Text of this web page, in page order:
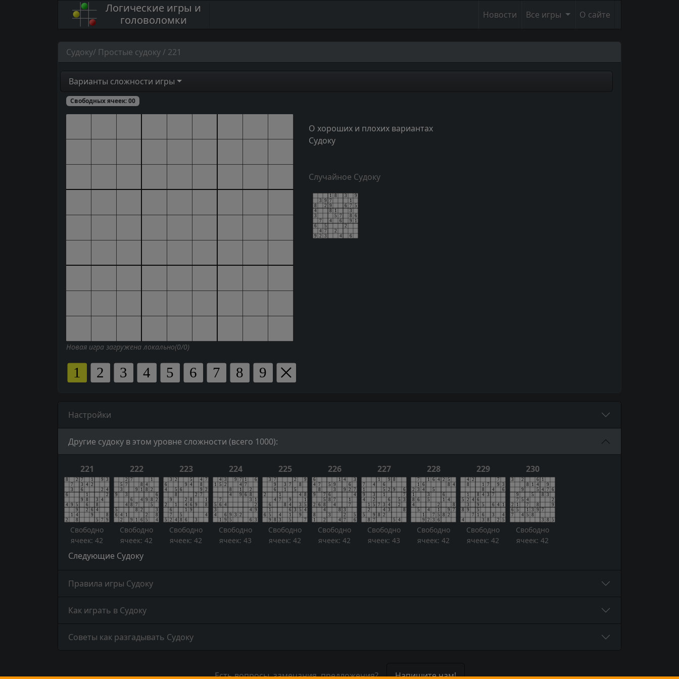
Логические игры и
головоломки
Новости Все игры О сайте
Судоку/ Простые судоку / 221
Варианты сложности игры
Свободных ячеек:00
Новая игра загружена локально(0/0)
О хороших и плохих вариантах
Судоку
Случайное Судоку
Настройки
Другие судоку в этом уровне сложности (всего 1000):
221
Свободно
ячеек: 42
222
Свободно
ячеек: 42
223
Свободно
ячеек: 42
224
Свободно
ячеек: 43
225
Свободно
ячеек: 42
226
Свободно
ячеек: 42
227
Свободно
ячеек: 43
228
Свободно
ячеек: 42
229
Свободно
ячеек: 42
230
Свободно
ячеек: 42
Следующие Судоку
Правила игры Судоку
Как играть в Судоку
Советы как разгадывать Судоку
Есть вопросы, замечания, предложения? Напишите нам!